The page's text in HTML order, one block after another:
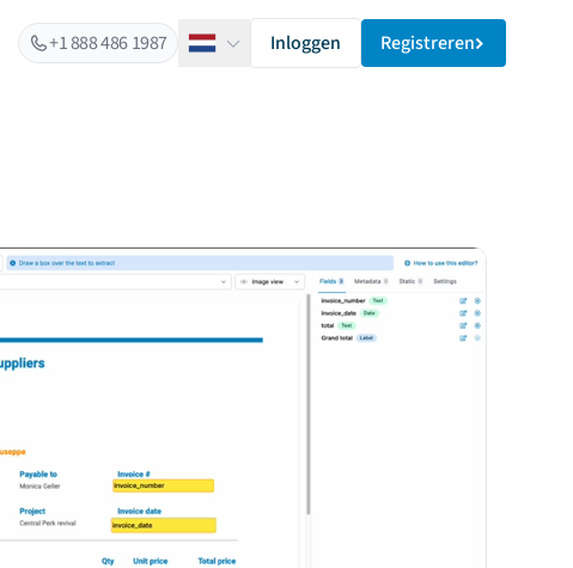
+1 888 486 1987 NederlandsInloggen Registreren